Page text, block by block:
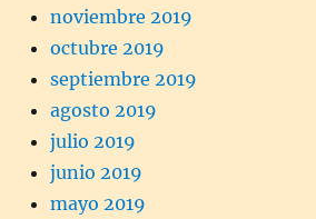
noviembre 2019
octubre 2019
septiembre 2019
agosto 2019
julio 2019
junio 2019
mayo 2019